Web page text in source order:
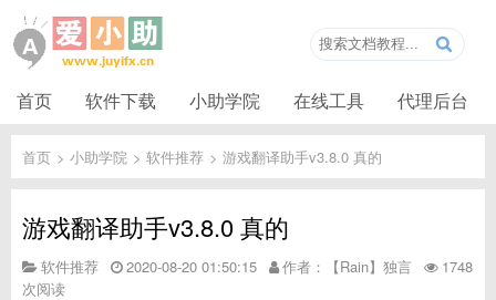
首页 软件下载 小助学院 在线工具 代理后台
首页 > 小助学院 > 软件推荐 > 游戏翻译助手v3.8.0 真的
游戏翻译助手v3.8.0 真的
软件推荐 2020-08-20 01:50:15 作者：【Rain】独言
1748
次阅读